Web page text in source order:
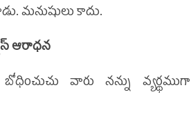
మనుషులు కాదు.
ఆరాధన
వారు నన్ను వ్యర్థముగా